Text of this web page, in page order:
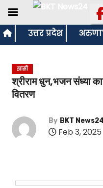
S
k
उत्तर प्रदेश
झांसी
श्रीराम धुन,भजन संध्या
वितरण
By BKT
Feb 3, 2025